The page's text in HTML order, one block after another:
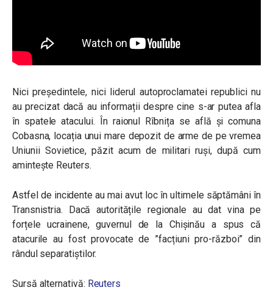
Nici președintele, nici liderul autoproclamatei republici nu
au precizat dacă au informații despre cine s-ar putea afla
în spatele atacului. În raionul Rîbnița se află și comuna
Cobasna, locația unui mare depozit de arme de pe vremea
Uniunii Sovietice, păzit acum de militari ruși, după cum
amintește Reuters.
Astfel de incidente au mai avut loc în ultimele săptămâni în
Transnistria. Dacă autoritățile regionale au dat vina pe
forțele ucrainene, guvernul de la Chișinău a spus că
atacurile au fost provocate de ”facțiuni pro-război” din
rândul separatiștilor.
Sursă alternativă: Reuters